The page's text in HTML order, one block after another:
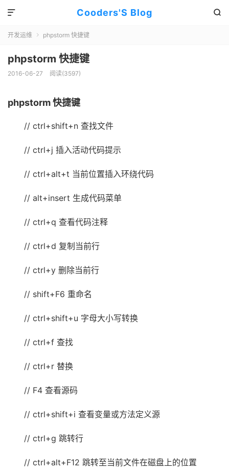
Cooders'S Blog 

开发运维  phpstorm 快捷键
phpstorm 快捷键
2016-06-27 阅读(3597)
phpstorm 快捷键
// ctrl+shift+n 查找文件
// ctrl+j 插入活动代码提示
// ctrl+alt+t 当前位置插入环绕代码
// alt+insert 生成代码菜单
// ctrl+q 查看代码注释
// ctrl+d 复制当前行
// ctrl+y 删除当前行
// shift+F6 重命名
// ctrl+shift+u 字母大小写转换
// ctrl+f 查找
// ctrl+r 替换
// F4 查看源码
// ctrl+shift+i 查看变量或方法定义源
// ctrl+g 跳转行
// ctrl+alt+F12 跳转至当前文件在磁盘上的位置